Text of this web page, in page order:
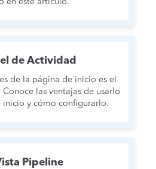
en este artículo.
de Actividad
de la página de inicio es el
las ventajas de usarlo
y cómo configurarlo.
Pipeline